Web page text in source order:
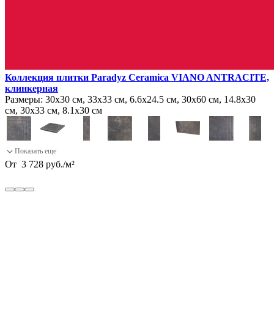
Коллекция плитки Paradyz Ceramica VIANO ANTRACITE,
клинкерная
Размеры: 30х30 см, 33х33 см, 6.6х24.5 см, 30х60 см, 14.8х30
см, 30х33 см, 8.1х30 см
От 3 728 руб./м²